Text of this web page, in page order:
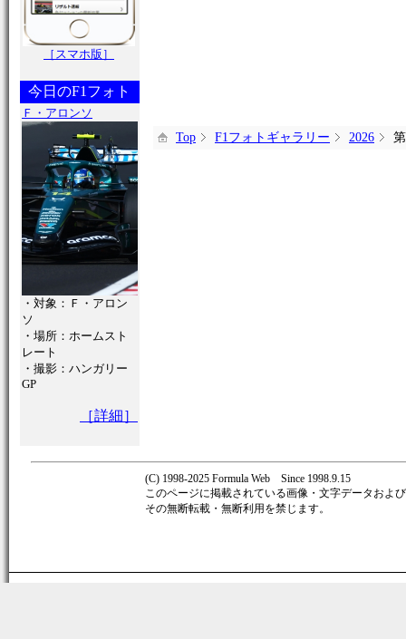
［スマホ版］
今日のF1フォト
Ｆ・アロンソ
・対象：Ｆ・アロン
ソ
・場所：ホームスト
レート
・撮影：ハンガリー
GP
［詳細］
Top F1フォトギャラリー 2026
(C) 1998-2025 Formula Web Since 1998.9.15
このページに掲載されている画像・文字データおよ
その無断転載・無断利用を禁じます。